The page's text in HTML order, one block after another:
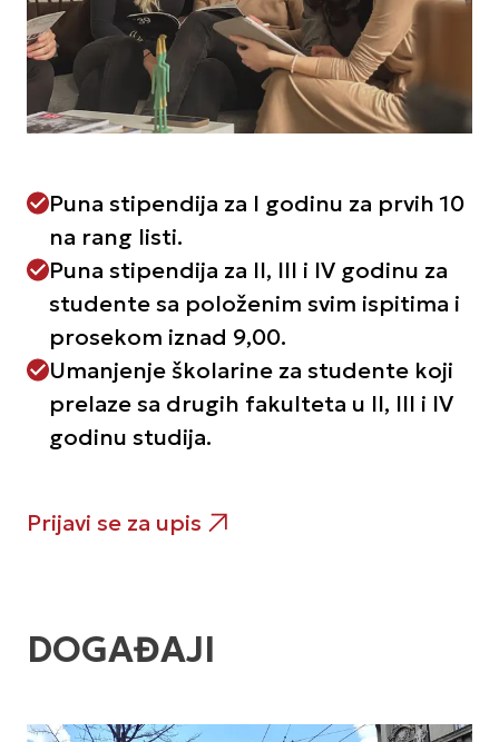
Puna stipendija za I godinu za prvih 10
na rang listi.
Puna stipendija za II, III i IV godinu za
studente sa položenim svim ispitima i
prosekom iznad 9,00.
Umanjenje školarine za studente koji
prelaze sa drugih fakulteta u II, III i IV
godinu studija.
Prijavi se za upis
DOGAĐAJI